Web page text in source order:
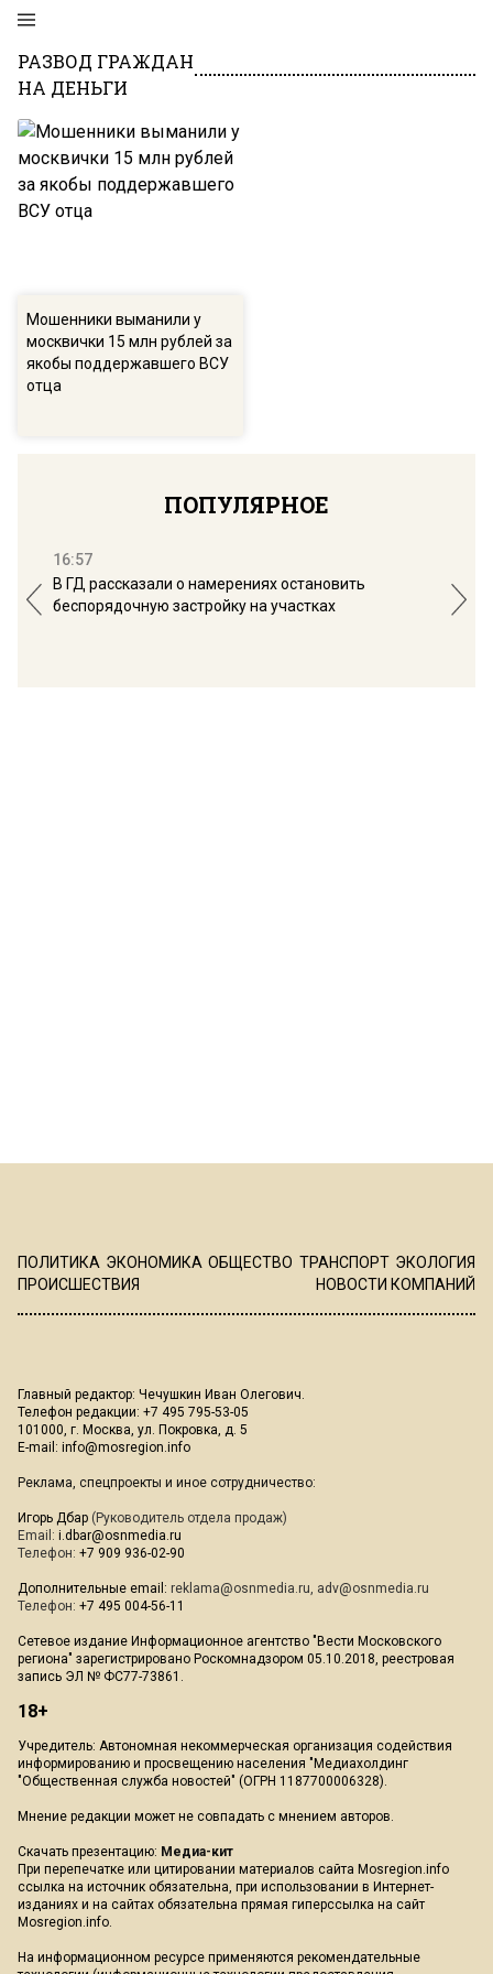
РАЗВОД ГРАЖДАН
НА ДЕНЬГИ
Мошенники выманили у
москвички 15 млн рублей за
якобы поддержавшего ВСУ
отца
ПОПУЛЯРНОЕ
16:57
В ГД рассказали о намерениях остановить
беспорядочную застройку на участках
ПОЛИТИКА ЭКОНОМИКА ОБЩЕСТВО ТРАНСПОРТ ЭКОЛОГИЯ
ПРОИСШЕСТВИЯ
НОВОСТИ КОМПАНИЙ
Главный редактор: Чечушкин Иван Олегович.
Телефон редакции: +7 495 795-53-05
101000, г. Москва, ул. Покровка, д. 5
E-mail: info@mosregion.info
Реклама, спецпроекты и иное сотрудничество:
Игорь Дбар (Руководитель отдела продаж)
Email: i.dbar@osnmedia.ru
Телефон: +7 909 936-02-90
Дополнительные email: reklama@osnmedia.ru, adv@osnmedia.ru
Телефон: +7 495 004-56-11
Сетевое издание Информационное агентство "Вести Московского
региона" зарегистрировано Роскомнадзором 05.10.2018, реестровая
запись ЭЛ № ФС77-73861.
18+
Учредитель: Автономная некоммерческая организация содействия
информированию и просвещению населения "Медиахолдинг
"Общественная служба новостей" (ОГРН 1187700006328).
Мнение редакции может не совпадать с мнением авторов.
Скачать презентацию: Медиа-кит
При перепечатке или цитировании материалов сайта Mosregion.info
ссылка на источник обязательна, при использовании в Интернет-
изданиях и на сайтах обязательна прямая гиперссылка на сайт
Mosregion.info.
На информационном ресурсе применяются рекомендательные